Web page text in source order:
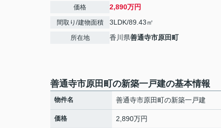
価格 2,890万円
間取り/建物面積 3LDK/89.43㎡
所在地 香川県善通寺市原田町
善通寺市原田町の新築一戸建の基本情報
物件名 善通寺市原田町の新築一戸建
価格 2,890万円